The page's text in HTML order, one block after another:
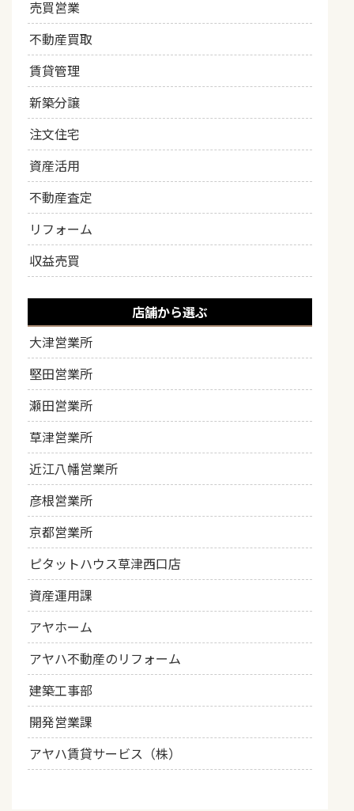
売買営業
不動産買取
賃貸管理
新築分譲
注文住宅
資産活用
不動産査定
リフォーム
収益売買
店舗から選ぶ
大津営業所
堅田営業所
瀬田営業所
草津営業所
近江八幡営業所
彦根営業所
京都営業所
ピタットハウス草津西口店
資産運用課
アヤホーム
アヤハ不動産のリフォーム
建築工事部
開発営業課
アヤハ賃貸サービス（株）